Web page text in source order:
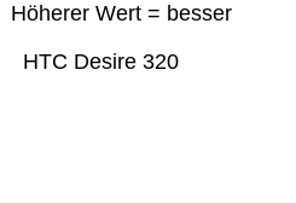
Höherer Wert = besser
HTC Desire 320